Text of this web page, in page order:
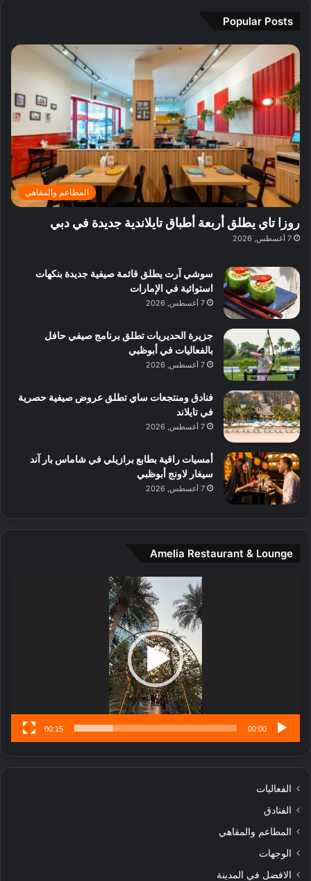
ة
ي
ا
ا
د
ا
ئ
ر
ب
د
ي
ا
ل
ي
ق
ل
ب
د
ب
ي
:
ا
س
ش
ا
ف
م
ا
ل
م
و
س
ط
ل
م
د
ي
ت
Popular Posts
المطاعم والمقاهي
روزا تاي يطلق أربعة أطباق تايلاندية جديدة في دبي
7 أغسطس, 2026
سوشي آرت يطلق قائمة صيفية جديدة بنكهات
استوائية في الإمارات
7 أغسطس, 2026
جزيرة الحديريات تطلق برنامج صيفي حافل
بالفعاليات في أبوظبي
7 أغسطس, 2026
فنادق ومنتجعات ساي تطلق عروض صيفية حصرية
في تايلاند
7 أغسطس, 2026
أمسيات راقية بطابع برازيلي في شاماس بار آند
سيغار لاونج أبوظبي
7 أغسطس, 2026
Amelia Restaurant & Lounge
00:00
00:15
الفعاليات
الفنادق
المطاعم والمقاهي
الوجهات
الافضل في المدينة